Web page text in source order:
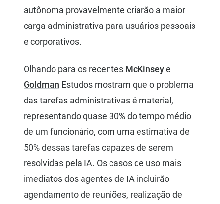
autônoma provavelmente criarão a maior
carga administrativa para usuários pessoais
e corporativos.
Olhando para os recentes McKinseye
Goldman Estudos mostram que o problema
das tarefas administrativas é material,
representando quase 30% do tempo médio
de um funcionário, com uma estimativa de
50% dessas tarefas capazes de serem
resolvidas pela IA. Os casos de uso mais
imediatos dos agentes de IA incluirão
agendamento de reuniões, realização de